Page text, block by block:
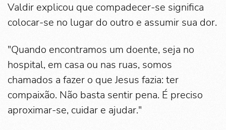
Valdir explicou que compadecer-se significa
colocar-se no lugar do outro e assumir sua dor.
"Quando encontramos um doente, seja no
hospital, em casa ou nas ruas, somos
chamados a fazer o que Jesus fazia: ter
compaixão. Não basta sentir pena. É preciso
aproximar-se, cuidar e ajudar."